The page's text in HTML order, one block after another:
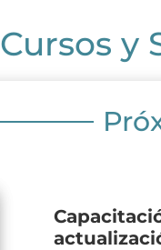
Cursos y